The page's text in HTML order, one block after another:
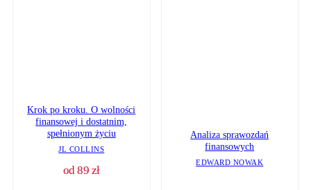
Krok po kroku. O wolności
finansowej i dostatnim,
spełnionym życiu
JL COLLINS
od89 zł
Analiza sprawozdań
finansowych
EDWARD NOWAK